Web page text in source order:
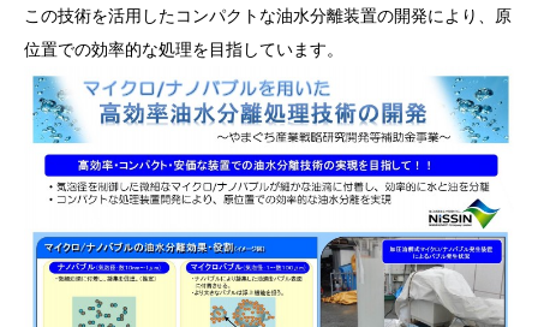
この技術を活用したコンパクトな油水分離装置の開発により、原
位置での効率的な処理を目指しています。